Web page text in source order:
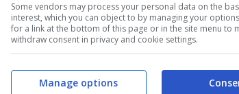
Some vendors may process your personal data on the
interest, which you can object to by managing your
for a link at the bottom of this page or in the site menu to
withdraw consent in privacy and cookie settings.
Manage options